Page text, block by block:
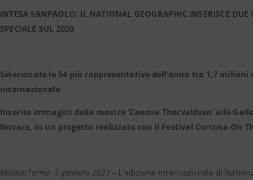
INTESA SANPAOLO: IL NATIONAL GEOGRAPHIC INSERISCE
SPECIALE SUL 2020
Selezionate le 54 più rappresentative dell’anno tra 1,7
internazionale
Inserite immagini della mostra ‘Canova Thorvaldsen’ alle
Novara, in un progetto realizzato con il Festival Cortona On
Milano/Torino, 5 gennaio 2021 – L’edizione internazionale di